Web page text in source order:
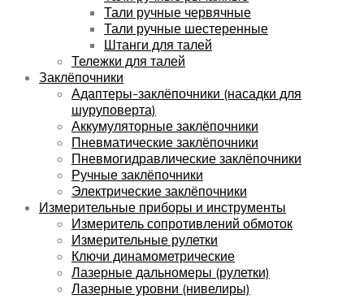
Тали ручные червячные
Тали ручные шестеренные
Штанги для талей
Тележки для талей
Заклёпочники
Адаптеры-заклёпочники (насадки для
шуруповерта)
Аккумуляторные заклёпочники
Пневматические заклёпочники
Пневмогидравлические заклёпочники
Ручные заклёпочники
Электрические заклёпочники
Измерительные приборы и инструменты
Измеритель сопротивлений обмоток
Измерительные рулетки
Ключи динамометрические
Лазерные дальномеры (рулетки)
Лазерные уровни (нивелиры)